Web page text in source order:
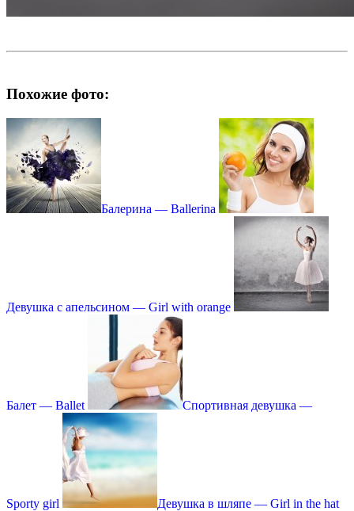
Похожие фото:
Балерина — Ballerina
Девушка с апельсином — Girl with orange
Балет — Ballet Спортивная девушка —
Sporty girl Девушка в шляпе — Girl in the hat